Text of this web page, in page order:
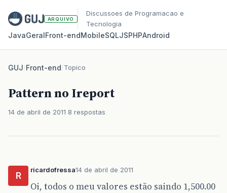
ARQUIVO
Discussoes de Programacao e
Tecnologia
JavaGeralFront‑endMobileSQLJSPHPAndroid
GUJ/Front-end/Topico
Pattern no Ireport
14 de abril de 2011 8 respostas
R
ricardofressa14 de abril de 2011
Oi, todos o meu valores estão saindo 1,500.00